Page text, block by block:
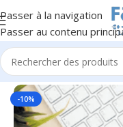
Passer à la navigation
Passer au contenu
Accueil/Cadeaux &
-10%